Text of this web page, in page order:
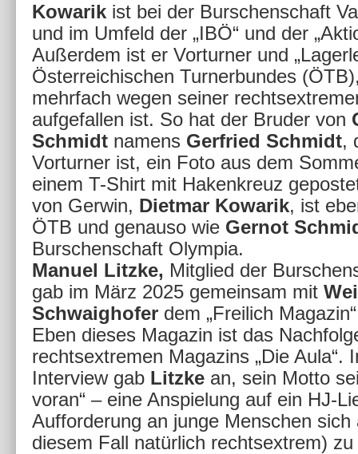
Kowarik ist bei der Burschenschaft
und im Umfeld der „IBÖ“ und der
Außerdem ist er Vorturner und
Österreichischen Turnerbundes
mehrfach wegen seiner
aufgefallen ist. So hat der Bruder von
Schmidt namens Gerfried Schmidt,
Vorturner ist, ein Foto aus dem
einem T-Shirt mit Hakenkreuz
von Gerwin, Dietmar Kowarik, ist
ÖTB und genauso wie Gernot
Burschenschaft Olympia.
Manuel Litzke, Mitglied der
gab im März 2025 gemeinsam mit
Schwaighofer dem „Freilich
Eben dieses Magazin ist das
rechtsextremen Magazins „Die Aula“.
Interview gab Litzke an, sein Motto
voran“ – eine Anspielung auf ein HJ-
Aufforderung an junge Menschen sich
diesem Fall natürlich rechtsextrem)